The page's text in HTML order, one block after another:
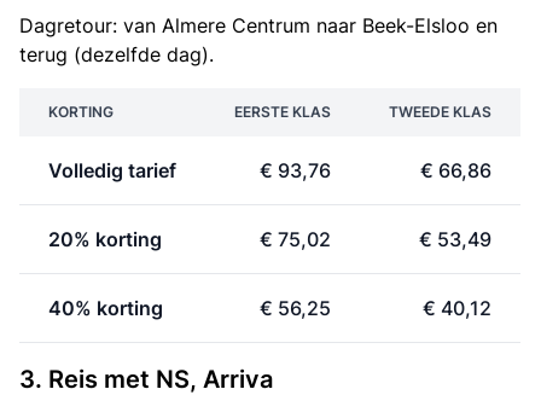
Dagretour: van Almere Centrum naar Beek-Elsloo en
terug (dezelfde dag).
KORTING EERSTE KLAS TWEEDE KLAS
Volledig tarief € 93,76 € 66,86
20% korting € 75,02 € 53,49
40% korting € 56,25 € 40,12
3. Reis met NS, Arriva